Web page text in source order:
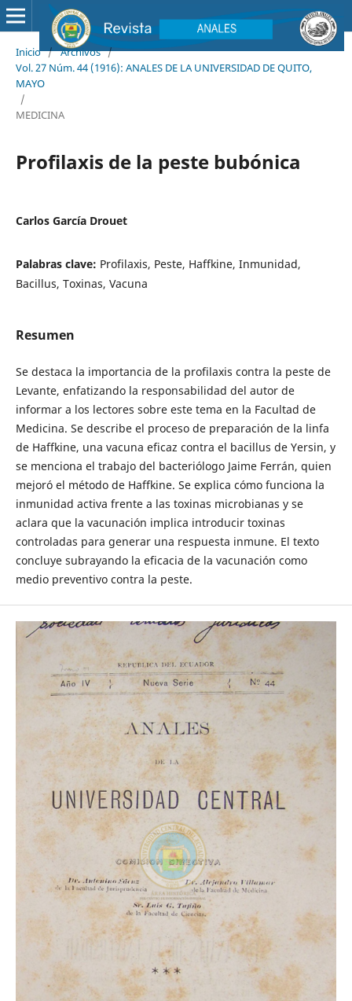
Inicio / Archivos /
Vol. 27 Núm. 44 (1916): ANALES DE LA UNIVERSIDAD DE QUITO,
MAYO
/
MEDICINA
Profilaxis de la peste bubónica
Carlos García Drouet
Palabras clave: Profilaxis, Peste, Haffkine, Inmunidad,
Bacillus, Toxinas, Vacuna
Resumen
Se destaca la importancia de la profilaxis contra la peste de
Levante, enfatizando la responsabilidad del autor de
informar a los lectores sobre este tema en la Facultad de
Medicina. Se describe el proceso de preparación de la linfa
de Haffkine, una vacuna eficaz contra el bacillus de Yersin, y
se menciona el trabajo del bacteriólogo Jaime Ferrán, quien
mejoró el método de Haffkine. Se explica cómo funciona la
inmunidad activa frente a las toxinas microbianas y se
aclara que la vacunación implica introducir toxinas
controladas para generar una respuesta inmune. El texto
concluye subrayando la eficacia de la vacunación como
medio preventivo contra la peste.